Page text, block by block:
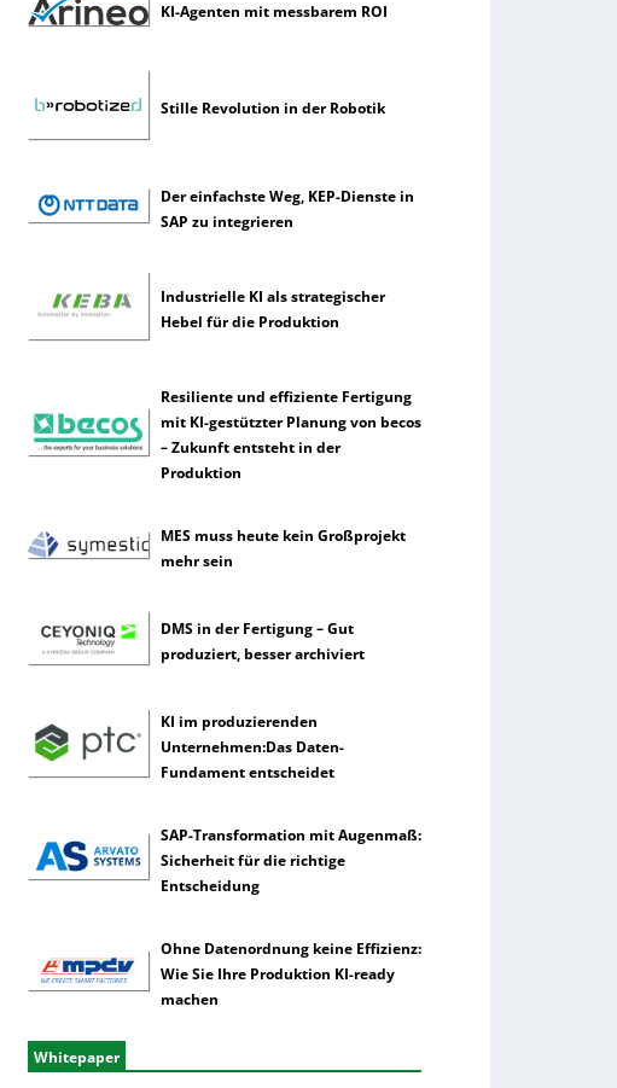
KI-Agenten mit messbarem ROI
Stille Revolution in der Robotik
Der einfachste Weg, KEP-Dienste in
SAP zu integrieren
Industrielle KI als strategischer
Hebel für die Produktion
Resiliente und effiziente Fertigung
mit KI-gestützter Planung von becos
– Zukunft entsteht in der
Produktion
MES muss heute kein Großprojekt
mehr sein
DMS in der Fertigung – Gut
produziert, besser archiviert
KI im produzierenden
Unternehmen:Das Daten-
Fundament entscheidet
SAP-Transformation mit Augenmaß:
Sicherheit für die richtige
Entscheidung
Ohne Datenordnung keine Effizienz:
Wie Sie Ihre Produktion KI-ready
machen
Whitepaper